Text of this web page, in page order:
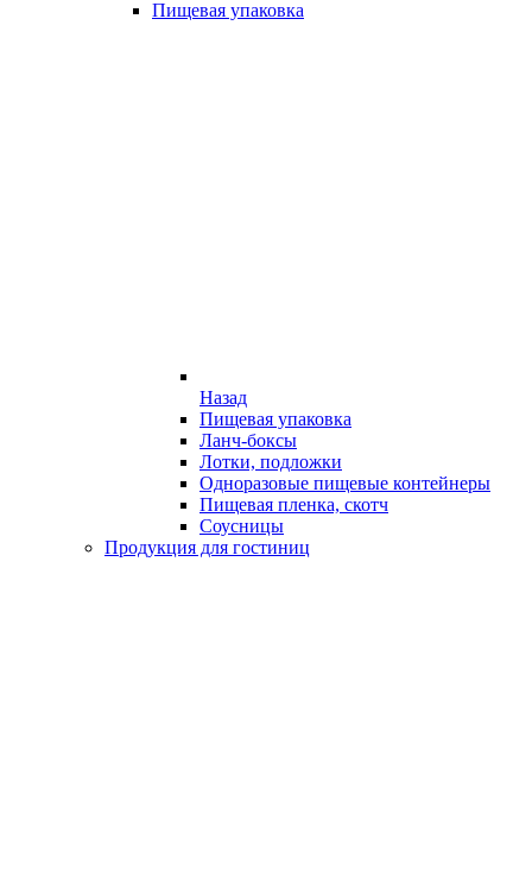
Пищевая упаковка
Назад
Пищевая упаковка
Ланч-боксы
Лотки, подложки
Одноразовые пищевые контейнеры
Пищевая пленка, скотч
Соусницы
Продукция для гостиниц